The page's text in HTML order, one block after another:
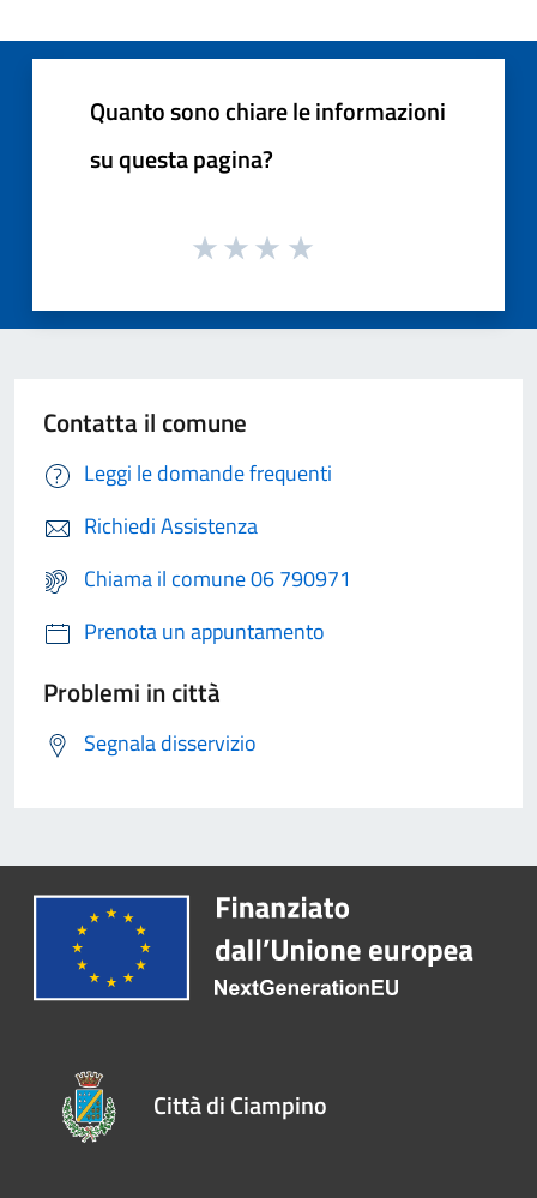
Quanto sono chiare le informazioni
su questa pagina?
Contatta il comune
Leggi le domande frequenti
Richiedi Assistenza
Chiama il comune 06 790971
Prenota un appuntamento
Problemi in città
Segnala disservizio
Città di Ciampino